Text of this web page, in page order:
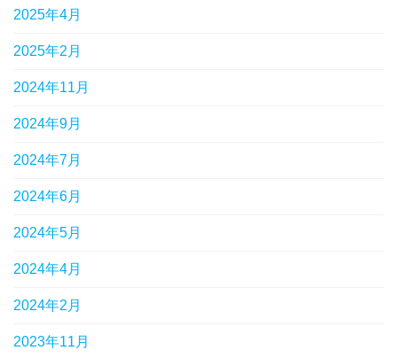
2025年4月
2025年2月
2024年11月
2024年9月
2024年7月
2024年6月
2024年5月
2024年4月
2024年2月
2023年11月